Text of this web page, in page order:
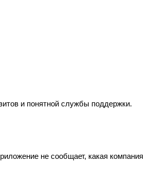
и понятной службы поддержки.
не сообщает, какая компания